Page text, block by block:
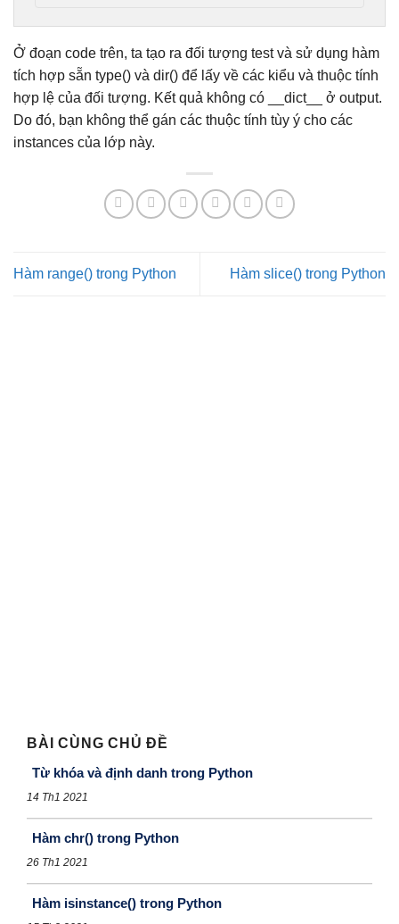
Ở đoạn code trên, ta tạo ra đối tượng test và sử dụng hàm
tích hợp sẵn type() và dir() để lấy về các kiểu và thuộc tính
hợp lệ của đối tượng. Kết quả không có __dict__ ở output.
Do đó, bạn không thể gán các thuộc tính tùy ý cho các
instances của lớp này.
Hàm range() trong Python Hàm slice() trong Python
BÀI CÙNG CHỦ ĐỀ
Từ khóa và định danh trong Python
14 Th1 2021
Hàm chr() trong Python
26 Th1 2021
Hàm isinstance() trong Python